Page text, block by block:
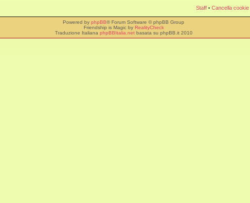
Staff • Cancella cookie
Powered by phpBB® Forum Software © phpBB Group
Friendship is Magic by RealityCheck
Traduzione Italiana phpBBItalia.netbasata su phpBB.it 2010